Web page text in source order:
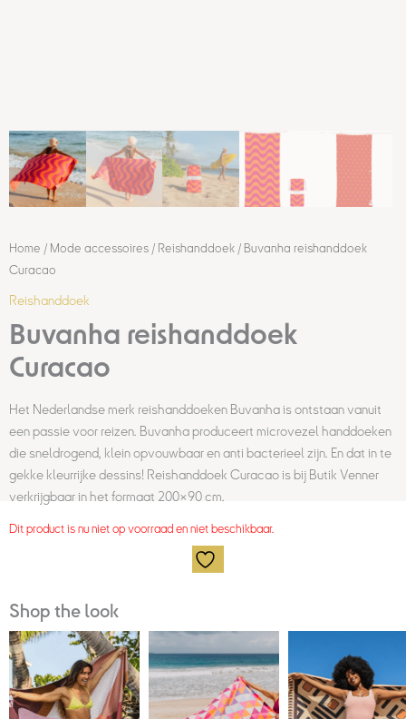
Home / Mode accessoires / Reishanddoek / Buvanha reishanddoek
Curacao
Reishanddoek
Buvanha reishanddoek
Curacao
Het Nederlandse merk reishanddoeken Buvanha is ontstaan vanuit
een passie voor reizen. Buvanha produceert microvezel handdoeken
die sneldrogend, klein opvouwbaar en anti bacterieel zijn. En dat in te
gekke kleurrijke dessins! Reishanddoek Curacao is bij Butik Venner
verkrijgbaar in het formaat 200×90 cm.
Dit product is nu niet op voorraad en niet beschikbaar.
Shop the look